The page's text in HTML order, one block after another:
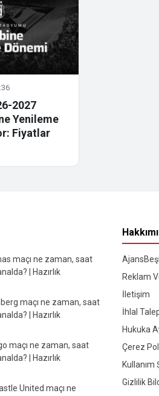
2027
Yenileme
Fiyatlar
maçı ne zaman, saat
| Hazırlık
maçı ne zaman, saat
| Hazırlık
maçı ne zaman, saat
| Hazırlık
United maçı ne
Reklam
İletişim
İhlal
Hukuka
Çerez
Kullanım
Gizlilik